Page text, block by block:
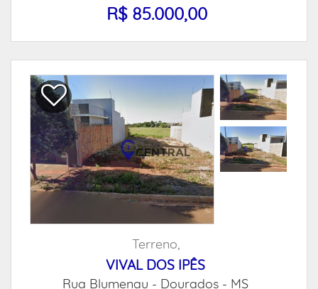
R$ 85.000,00
Terreno,
VIVAL DOS IPÊS
Rua Blumenau - Dourados - MS